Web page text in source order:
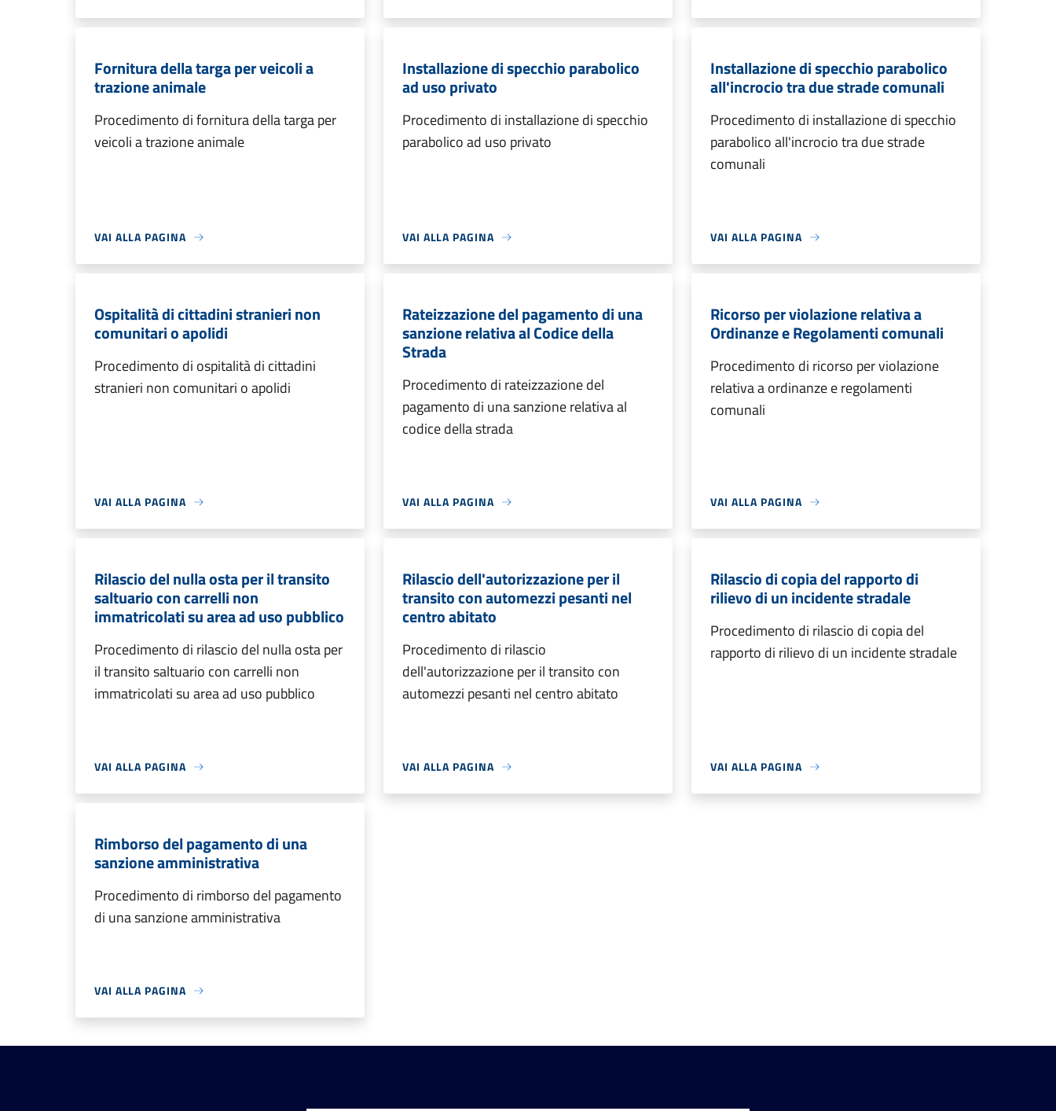
Fornitura della targa per veicoli a
trazione animale
Procedimento di fornitura della targa per
veicoli a trazione animale
VAI ALLA PAGINA
Installazione di specchio parabolico
ad uso privato
Procedimento di installazione di specchio
parabolico ad uso privato
VAI ALLA PAGINA
Installazione di specchio parabolico
all'incrocio tra due strade comunali
Procedimento di installazione di specchio
parabolico all'incrocio tra due strade
comunali
VAI ALLA PAGINA
Ospitalità di cittadini stranieri non
comunitari o apolidi
Procedimento di ospitalità di cittadini
stranieri non comunitari o apolidi
VAI ALLA PAGINA
Rateizzazione del pagamento di una
sanzione relativa al Codice della
Strada
Procedimento di rateizzazione del
pagamento di una sanzione relativa al
codice della strada
VAI ALLA PAGINA
Ricorso per violazione relativa a
Ordinanze e Regolamenti comunali
Procedimento di ricorso per violazione
relativa a ordinanze e regolamenti
comunali
VAI ALLA PAGINA
Rilascio del nulla osta per il transito
saltuario con carrelli non
immatricolati su area ad uso pubblico
Procedimento di rilascio del nulla osta per
il transito saltuario con carrelli non
immatricolati su area ad uso pubblico
VAI ALLA PAGINA
Rilascio dell'autorizzazione per il
transito con automezzi pesanti nel
centro abitato
Procedimento di rilascio
dell'autorizzazione per il transito con
automezzi pesanti nel centro abitato
VAI ALLA PAGINA
Rilascio di copia del rapporto di
rilievo di un incidente stradale
Procedimento di rilascio di copia del
rapporto di rilievo di un incidente stradale
VAI ALLA PAGINA
Rimborso del pagamento di una
sanzione amministrativa
Procedimento di rimborso del pagamento
di una sanzione amministrativa
VAI ALLA PAGINA